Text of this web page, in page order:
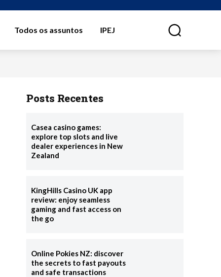
Todos os assuntos IPEJ
Posts Recentes
Casea casino games:
explore top slots and live
dealer experiences in New
Zealand
KingHills Casino UK app
review: enjoy seamless
gaming and fast access on
the go
Online Pokies NZ: discover
the secrets to fast payouts
and safe transactions